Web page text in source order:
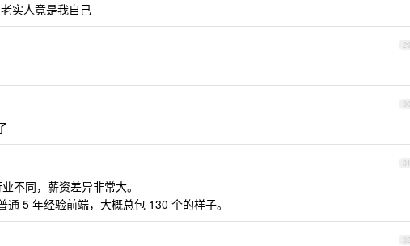
实人竟是我自己
29
30
31
不同，薪资差异非常大。
5 年经验前端，大概总包 130 个的样子。
32